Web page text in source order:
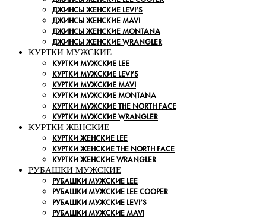
ДЖИНСЫ ЖЕНСКИЕ LEVI’S
ДЖИНСЫ ЖЕНСКИЕ MAVI
ДЖИНСЫ ЖЕНСКИЕ MONTANA
ДЖИНСЫ ЖЕНСКИЕ WRANGLER
КУРТКИ МУЖСКИЕ
КУРТКИ МУЖСКИЕ LEE
КУРТКИ МУЖСКИЕ LEVI’S
КУРТКИ МУЖСКИЕ MAVI
КУРТКИ МУЖСКИЕ MONTANA
КУРТКИ МУЖСКИЕ THE NORTH FACE
КУРТКИ МУЖСКИЕ WRANGLER
КУРТКИ ЖЕНСКИЕ
КУРТКИ ЖЕНСКИЕ LEE
КУРТКИ ЖЕНСКИЕ THE NORTH FACE
КУРТКИ ЖЕНСКИЕ WRANGLER
РУБАШКИ МУЖСКИЕ
РУБАШКИ МУЖСКИЕ LEE
РУБАШКИ МУЖСКИЕ LEE COOPER
РУБАШКИ МУЖСКИЕ LEVI’S
РУБАШКИ МУЖСКИЕ MAVI